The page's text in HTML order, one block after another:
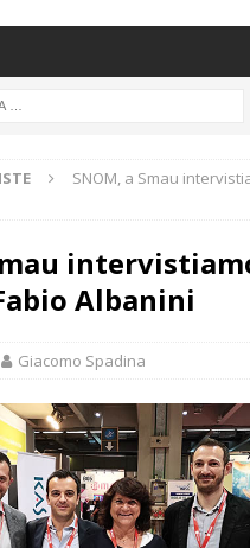
SNOM, a Smau
Albanini
Giacomo Spadina